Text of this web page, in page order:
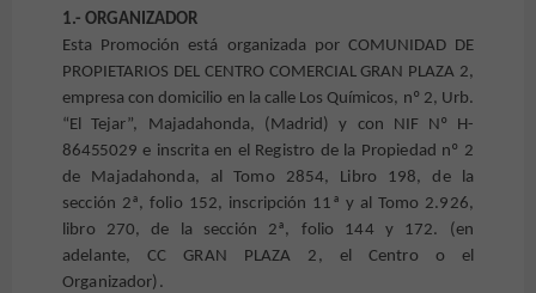
1.- ORGANIZADOR
Esta Promoción está organizada por COMUNIDAD DE
PROPIETARIOS DEL CENTRO COMERCIAL GRAN PLAZA 2,
empresa con domicilio en la calle Los Químicos, nº 2, Urb.
“El Tejar”, Majadahonda, (Madrid) y con NIF Nº H-
86455029 e inscrita en el Registro de la Propiedad nº 2
de Majadahonda, al Tomo 2854, Libro 198, de la
sección 2ª, folio 152, inscripción 11ª y al Tomo 2.926,
libro 270, de la sección 2ª, folio 144 y 172. (en
adelante, CC GRAN PLAZA 2, el Centro o el
Organizador).